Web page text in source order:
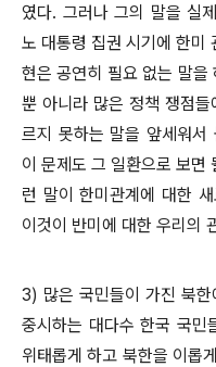
였다. 그러나 그의 말을 실
노 대통령 집권 시기에 한미
현은 공연히 필요 없는 말을
뿐 아니라 많은 정책 쟁점
르지 못하는 말을 앞세워서
이 문제도 그 일환으로 보면
런 말이 한미관계에 대한
이것이 반미에 대한 우리의
3) 많은 국민들이 가진 북
중시하는 대다수 한국 국민
위태롭게 하고 북한을 이롭